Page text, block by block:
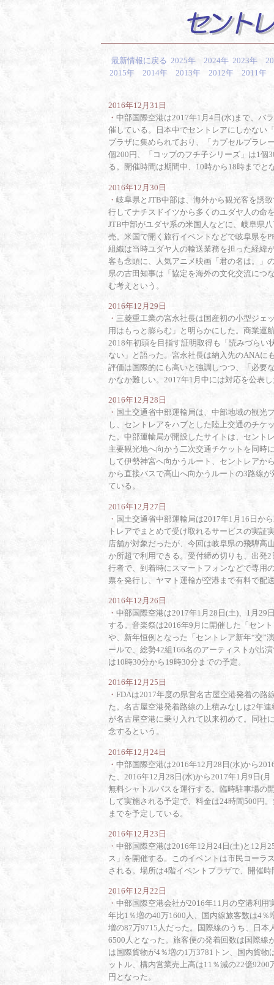
最新情報に戻る 2025年 2024年 2023年
2015年
2014年 2013年 2012年 2011年
2016年12月31日
・ 中部国際空港は2017年1月4日(水)まで、バ
催している。日本中でセントレアにしかない
プラザに集められており、「カプセルプラレ
個200円、「コップのフチ子シリーズ」は1個
る。開催時間は期間中、10時から18時までと
2016年12月30日
・ 岐阜県とJTB中部は、海外から観光客を誘
行してナチスドイツから多くのユダヤ人の命
JTB中部がユダヤ系の米国人などに、岐阜県
売。米国で開く旅行イベントなどで岐阜県を
組織は当時ユダヤ人の輸送業務を担った経緯
客も念頭に、人気アニメ映画「君の名は。」
県の古田知事は「協定を海外の文化交流につ
む考えという。
2016年12月29日
・ 三菱重工業の宮永社長は国産初の小型ジェ
用はもっと膨らむ」と明らかにした。商業運
2018年初頭を目指す証明取得も「読みづら
ない」と語った。宮永社長は納入先のANAに
評価は国際的にも高いと強調しつつ、「必要
かなか難しい。2017年1月中には対応を公表
2016年12月28日
・ 国土交通省中部運輸局は、中部地域の観光
し、セントレアをハブとした陸上交通のチケ
た。中部運輸局が開設したサイトは、セント
主要観光地へ向かう二次交通チケットを同時
して伊勢神宮へ向かうルート、セントレアか
から直接バスで高山へ向かうルートの3路線
ている。
2016年12月27日
・ 国土交通省中部運輸局は2017年1月16日か
トレアでまとめて受け取れるサービスの実証
店舗が対象だったが、今回は岐阜県の飛騨高
か所超で利用できる。受付締め切りも、出発
行者で、到着時にスマートフォンなどで専用
票を発行し、ヤマト運輸が空港まで有料で配
2016年12月26日
・ 中部国際空港は2017年1月28日(土)、1月29
する。音楽祭は2016年9月に開催した「セン
や、新年恒例となった「セントレア新年“交”
ールで、総勢42組166名のアーティストが出
は10時30分から19時30分までの予定。
2016年12月25日
・ FDAは2017年度の県営名古屋空港発着の路
た。名古屋空港発着路線の上積みなしは2年
が名古屋空港に乗り入れて以来初めて。同社
念するという。
2016年12月24日
・ 中部国際空港は2016年12月28日(水)から
た、2016年12月28日(水)から2017年1月9日(
無料シャトルバスを運行する。臨時駐車場の
して実施される予定で、料金は24時間500円
までを予定している。
2016年12月23日
・ 中部国際空港は2016年12月24日(土)と12月
ス」を開催する。このイベントは市民コーラ
される。場所は4階イベントプラザで、開催
2016年12月22日
・ 中部国際空港会社が2016年11月の空港利
年比1％増の40万1600人、国内線旅客数は4
増の87万9715人だった。国際線のうち、日
6500人となった。旅客便の発着回数は国際線
は国際貨物が4％増の1万3781トン、国内貨
ットル、構内営業売上高は11％減の22億
円となった。